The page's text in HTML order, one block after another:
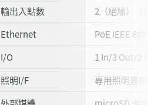
輸出入點數
2（絕緣）（
Ethernet
PoE IEEE
I/O
1 In/3 Out/2
照明I/F
專用照明連